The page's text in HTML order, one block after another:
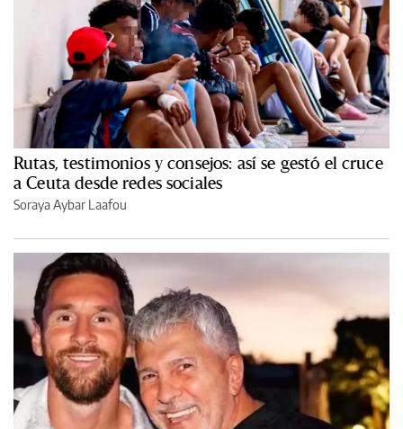
Rutas, testimonios y consejos: así se gestó el cruce
a Ceuta desde redes sociales
Soraya Aybar Laafou